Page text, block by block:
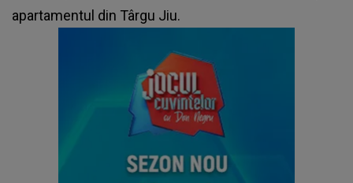
apartamentul din Târgu Jiu.